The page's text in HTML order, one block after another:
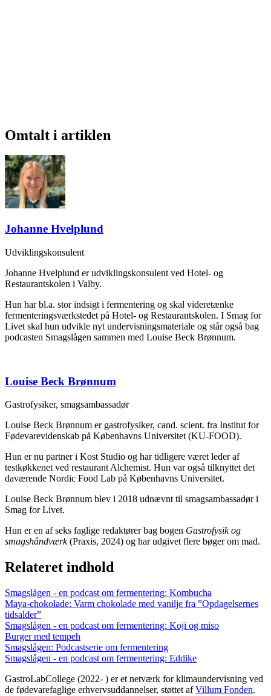
Omtalt i artiklen
Johanne Hvelplund
Udviklingskonsulent
Johanne Hvelplund er udviklingskonsulent ved Hotel- og
Restaurantskolen i Valby.
Hun har bl.a. stor indsigt i fermentering og skal videretænke
fermenteringsværkstedet på Hotel- og Restaurantskolen. I Smag for
Livet skal hun udvikle nyt undervisningsmateriale og står også bag
podcasten Smagslågen sammen med Louise Beck Brønnum.
Louise Beck Brønnum
Gastrofysiker, smagsambassadør
Louise Beck Brønnum er gastrofysiker, cand. scient. fra Institut for
Fødevarevidenskab på Københavns Universitet (KU-FOOD).
Hun er nu partner i Kost Studio og har tidligere været leder af
testkøkkenet ved restaurant Alchemist. Hun var også tilknyttet det
daværende Nordic Food Lab på Københavns Universitet.
Louise Beck Brønnum blev i 2018 udnævnt til smagsambassadør i
Smag for Livet.
Hun er en af seks faglige redaktører bag bogen Gastrofysik og
smagshåndværk(Praxis, 2024) og har udgivet flere bøger om mad.
Relateret indhold
Smagslågen - en podcast om fermentering: Kombucha
Maya-chokolade: Varm chokolade med vanilje fra ”Opdagelsernes
tidsalder”
Smagslågen - en podcast om fermentering: Koji og miso
Burger med tempeh
Smagslågen: Podcastserie om fermentering
Smagslågen - en podcast om fermentering: Eddike
GastroLabCollege (2022- ) er et netværk for klimaundervisning ved
de fødevarefaglige erhvervsuddannelser, støttet afVillum Fonden.